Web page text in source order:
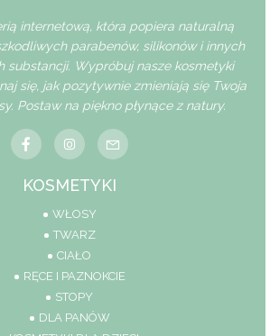
internetową, która popiera naturalną
parabenów, silikonów i innych
substancji. Wypróbuj nasze kosmetyki
się, jak pozytywnie zmieniają się Twoja
Postaw na piękno płynące z natury.
KOSMETYKI
WŁOSY
TWARZ
CIAŁO
RĘCE I PAZNOKCIE
STOPY
DLA PANÓW